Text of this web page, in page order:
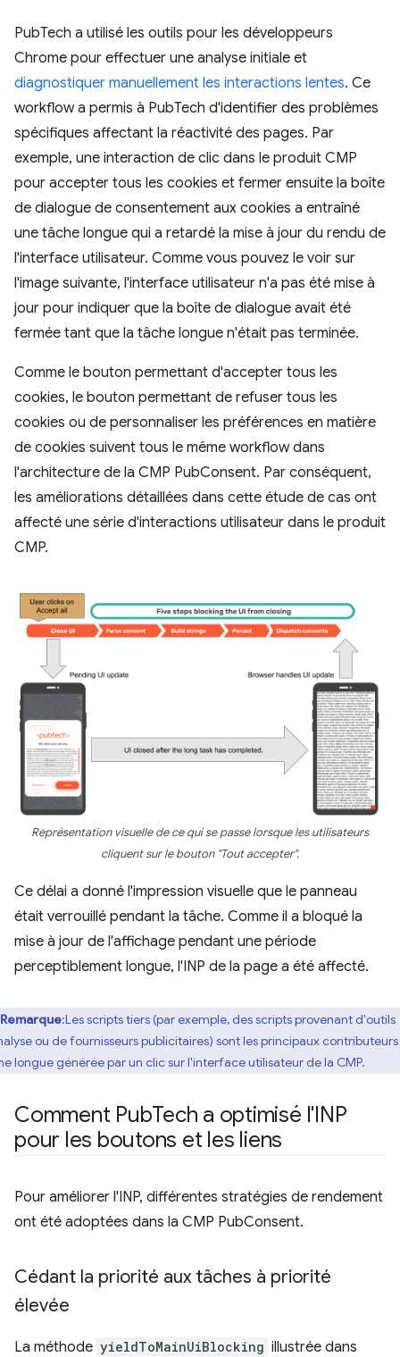
PubTech a utilisé les outils pour les développeurs
Chrome pour effectuer une analyse initiale et
diagnostiquer manuellement les interactions lentes. Ce
workflow a permis à PubTech d'identifier des problèmes
spécifiques affectant la réactivité des pages. Par
exemple, une interaction de clic dans le produit CMP
pour accepter tous les cookies et fermer ensuite la boîte
de dialogue de consentement aux cookies a entraîné
une tâche longue qui a retardé la mise à jour du rendu de
l'interface utilisateur. Comme vous pouvez le voir sur
l'image suivante, l'interface utilisateur n'a pas été mise à
jour pour indiquer que la boîte de dialogue avait été
fermée tant que la tâche longue n'était pas terminée.
Comme le bouton permettant d'accepter tous les
cookies, le bouton permettant de refuser tous les
cookies ou de personnaliser les préférences en matière
de cookies suivent tous le même workflow dans
l'architecture de la CMP PubConsent. Par conséquent,
les améliorations détaillées dans cette étude de cas ont
affecté une série d'interactions utilisateur dans le produit
CMP.
Représentation visuelle de ce qui se passe lorsque les utilisateurs
cliquent sur le bouton "Tout accepter".
Ce délai a donné l'impression visuelle que le panneau
était verrouillé pendant la tâche. Comme il a bloqué la
mise à jour de l'affichage pendant une période
perceptiblement longue, l'INP de la page a été affecté.
Remarque:Les scripts tiers (par exemple, des scripts provenant d'outils
ou de fournisseurs publicitaires) sont les principaux contributeurs
longue générée par un clic sur l'interface utilisateur de la CMP.
Comment PubTech a optimisé l'INP
pour les boutons et les liens
Pour améliorer l'INP, différentes stratégies de rendement
ont été adoptées dans la CMP PubConsent.
Cédant la priorité aux tâches à priorité
élevée
La méthode yieldToMainUiBlocking illustrée dans